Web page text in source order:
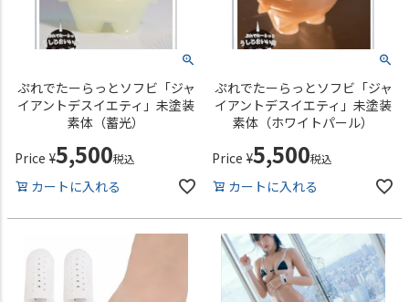
ぷれでたーらっとソフビ「ジャ
イアントデスイエティ」未塗装
素体（蓄光）
Price ¥5,500税込
カートに入れる
ぷれでたーらっとソフビ「ジャ
イアントデスイエティ」未塗装
素体（ホワイトパール）
Price ¥5,500税込
カートに入れる